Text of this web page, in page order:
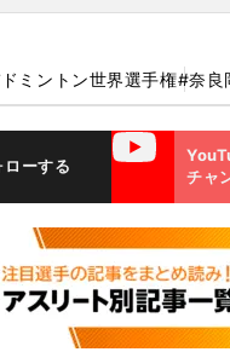
ミントン世界選手権#奈良
ーする
YouTube
チャ